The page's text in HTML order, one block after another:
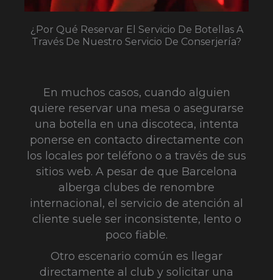
¿Por Qué Reservar El Servicio De Botellas A
Través De Nuestro Servicio De Conserjería?
En muchos casos, cuando alguien
quiere reservar una mesa o asegurarse
una botella en una discoteca, intenta
ponerse en contacto directamente con
los locales por teléfono o a través de sus
sitios web. A pesar de que Barcelona
alberga clubes de renombre
internacional, el servicio de atención al
cliente suele ser inconsistente, lento o
poco fiable.
Otro escenario común es llegar
directamente al club y solicitar una